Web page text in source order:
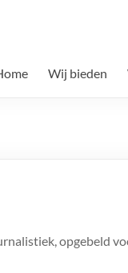
Wij bieden
opgebeld